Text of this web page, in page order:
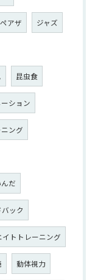
アザ ジャズ
昆虫食
ション
ング
だ
ック
イトトレーニング
動体視力